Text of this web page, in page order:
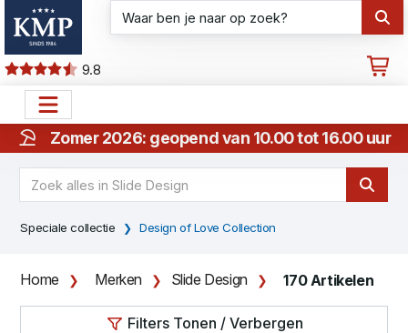
9.8
Zomer 2026: geopend van 10.00 tot 16.00 uur
Speciale collectie Design of Love Collection
Home Merken Slide Design 170 Artikelen
Filters Tonen / Verbergen